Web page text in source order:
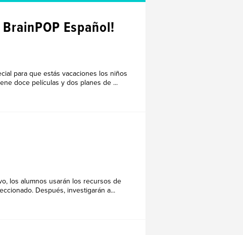
Español!
para que estás vacaciones los niños
doce películas y dos planes de ...
los alumnos usarán los recursos de
Después, investigarán a...